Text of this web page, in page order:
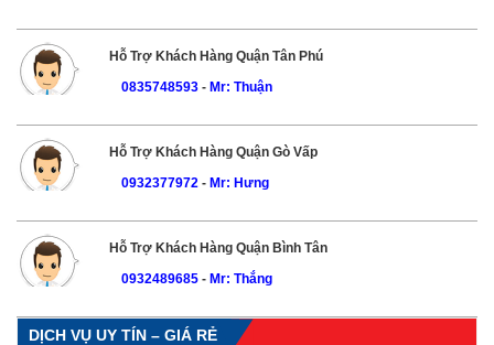
Hỗ Trợ Khách Hàng Quận Tân Phú
0835748593- Mr: Thuận
Hỗ Trợ Khách Hàng Quận Gò Vấp
0932377972- Mr: Hưng
Hỗ Trợ Khách Hàng Quận Bình Tân
0932489685- Mr: Thắng
DỊCH VỤ UY TÍN – GIÁ RẺ